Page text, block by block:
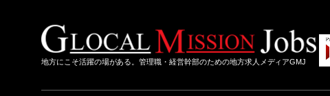
地方にこそ活躍の場がある。管理職・経営幹部のための地方求人メディアGMJ